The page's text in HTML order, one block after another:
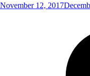
November 12, 2017